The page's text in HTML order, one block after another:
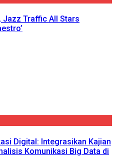
Jazz Traffic All Stars
Digital: Integrasikan Kajian
Komunikasi Big Data di